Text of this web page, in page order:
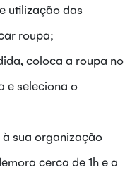
utilização das
roupa;
coloca a roupa no
e seleciona o
sua organização
cerca de 1h e a